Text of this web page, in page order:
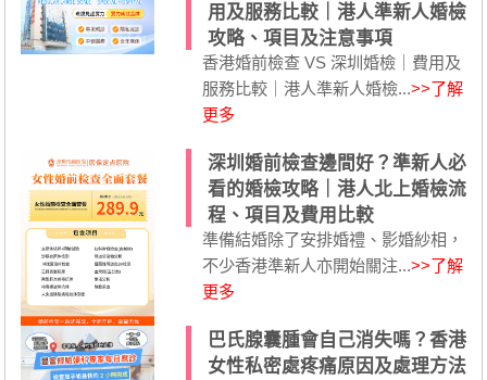
用及服務比較｜港人準新人婚檢
攻略、項目及注意事項
香港婚前檢查 VS 深圳婚檢｜費用及
服務比較｜港人準新人婚檢...>>了解
更多
深圳婚前檢查邊間好？準新人必
看的婚檢攻略｜港人北上婚檢流
程、項目及費用比較
準備結婚除了安排婚禮、影婚紗相，
不少香港準新人亦開始關注...>>了解
更多
巴氏腺囊腫會自己消失嗎？香港
女性私密處疼痛原因及處理方法